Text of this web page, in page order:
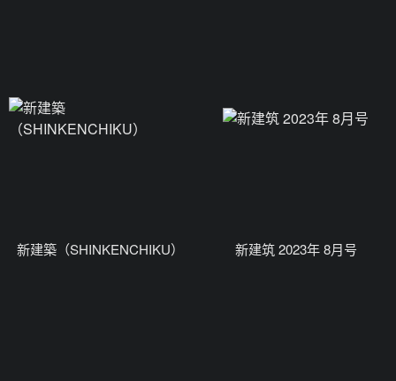
新建築（SHINKENCHIKU） 新建筑 2023年 8月号